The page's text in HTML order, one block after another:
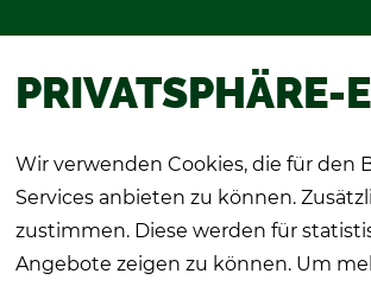
PRIVATSPHÄRE-
Wir verwenden Cookies, die für
Services anbieten zu können.
zustimmen. Diese werden für
Angebote zeigen zu können. Um
Shop
TIPP-KICK Spie­ler